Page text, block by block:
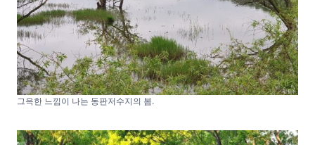
그윽한 느낌이 나는 동판저수지의 봄.